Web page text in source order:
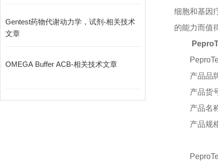
Gentest药物代谢动力学，试剂-相关技术
文章
OMEGA Buffer ACB-相关技术文章
细胞和基因
的能力而值
产品品
产品货
产品名
产品规